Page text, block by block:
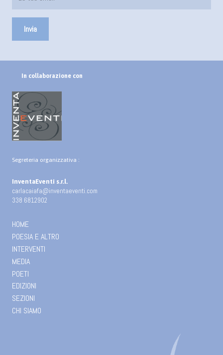
In collaborazione con
Segreteria organizzativa :
InventaEventi s.r.l.
carlacaiafa@inventaeventi.com
338 6812902
HOME
POESIA E ALTRO
INTERVENTI
MEDIA
POETI
EDIZIONI
SEZIONI
CHI SIAMO